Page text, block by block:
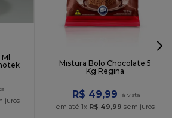
juros
Mistura Bolo Chocolate 5
Kg Regina
R$ 49,99
em até 1x R$ 49,99 sem juros